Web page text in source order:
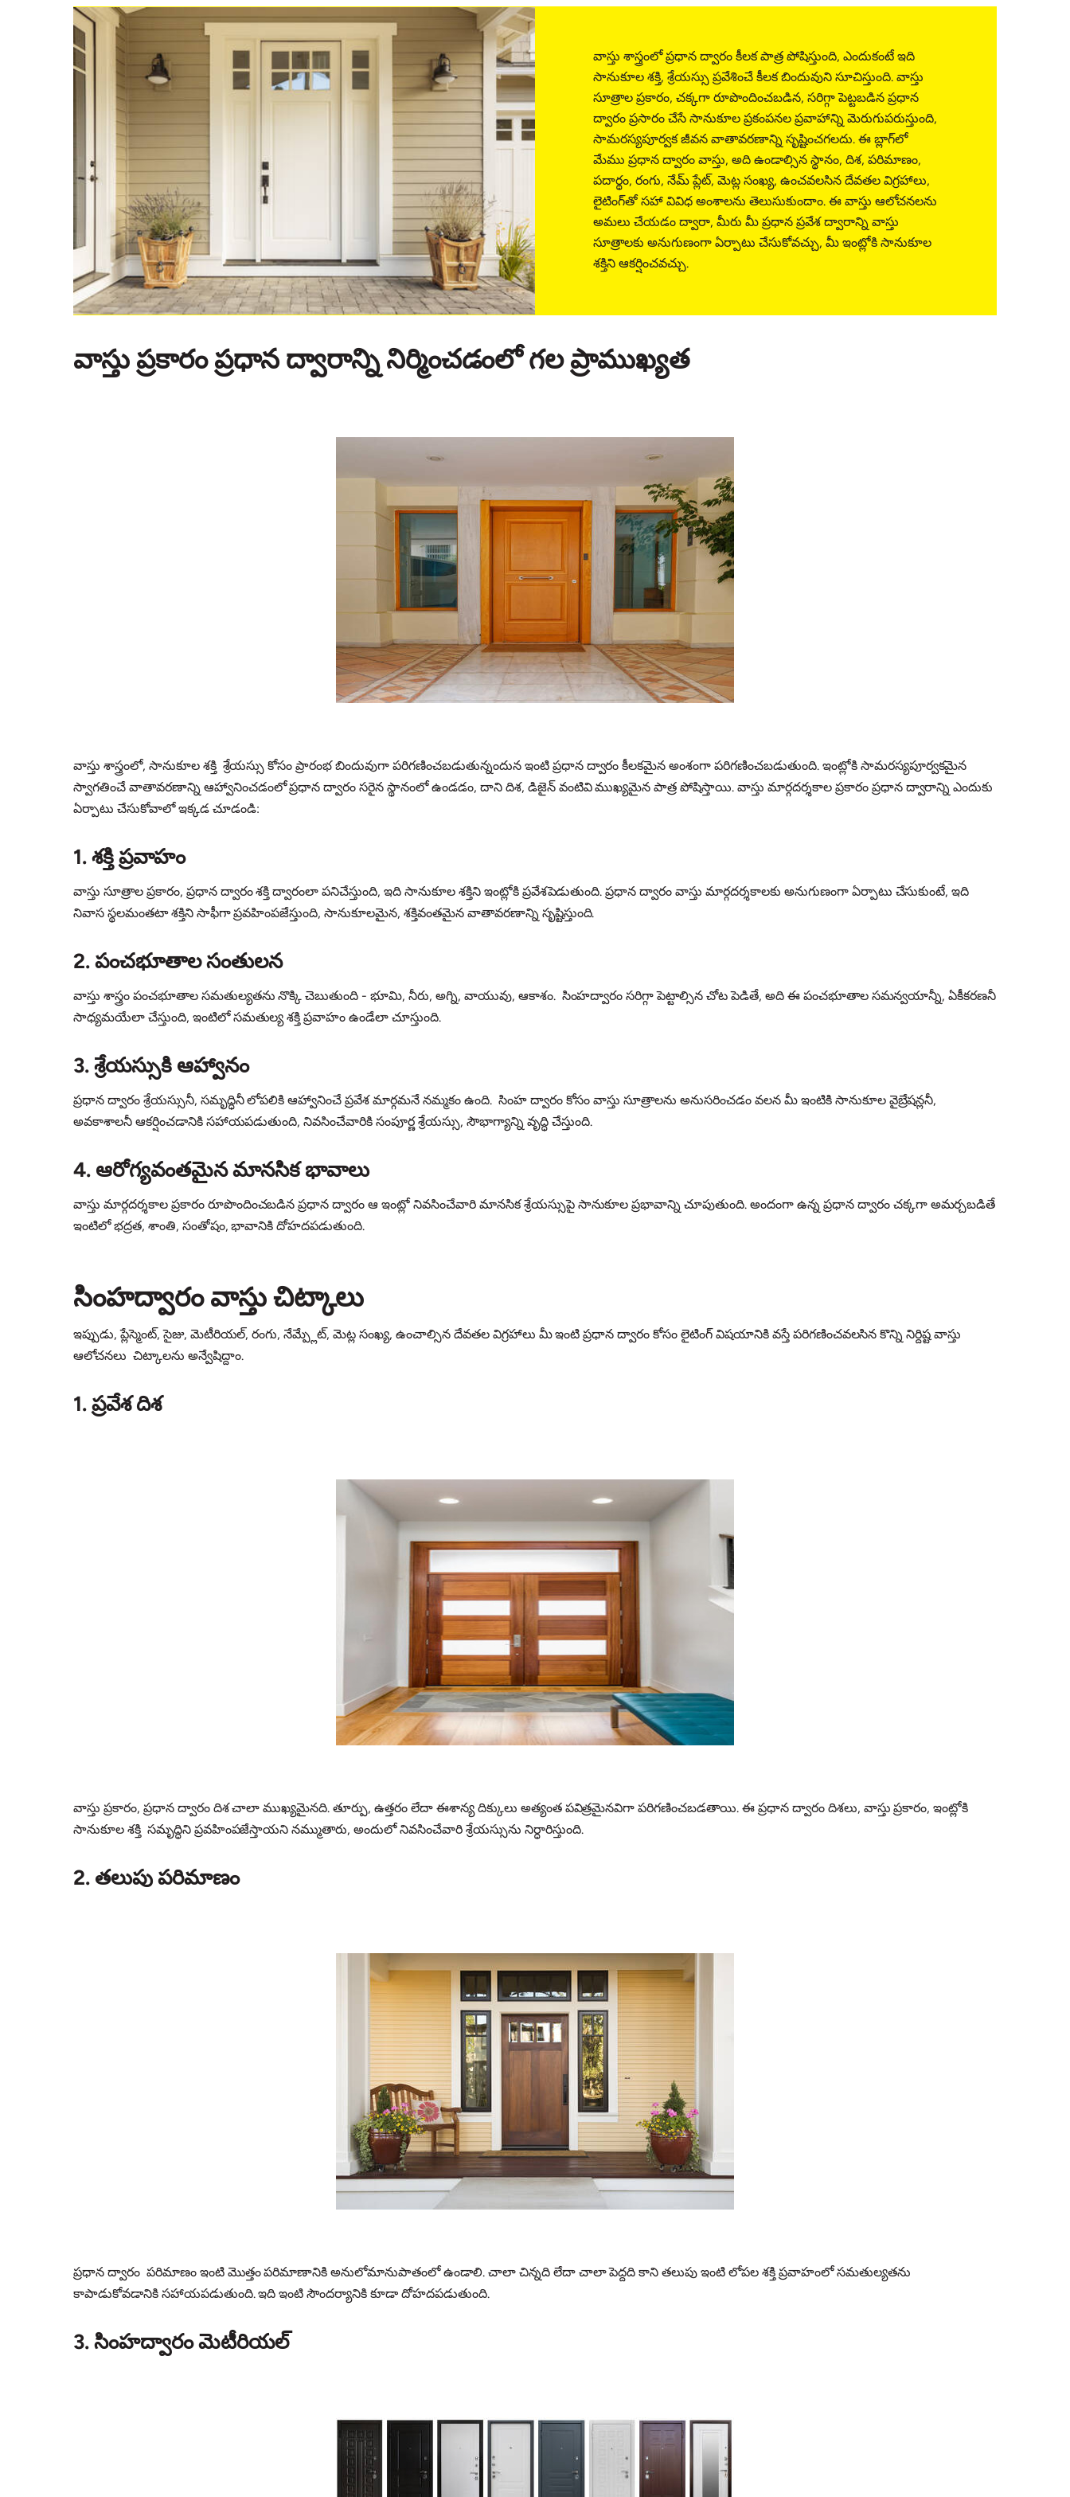
వాస్తు శాస్త్రంలో ప్రధాన ద్వారం కీలక పాత్ర పోషిస్తుంది, ఎందుకంటే ఇది
సానుకూల శక్తి, శ్రేయస్సు ప్రవేశించే కీలక బిందువుని సూచిస్తుంది. వాస్తు
సూత్రాల ప్రకారం, చక్కగా రూపొందించబడిన, సరిగ్గా పెట్టబడిన ప్రధాన
ద్వారం ప్రసారం చేసే సానుకూల ప్రకంపనల ప్రవాహాన్ని మెరుగుపరుస్తుంది,
సామరస్యపూర్వక జీవన వాతావరణాన్ని సృష్టించగలదు. ఈ బ్లాగ్‌లో
మేము ప్రధాన ద్వారం వాస్తు, అది ఉండాల్సిన స్థానం, దిశ, పరిమాణం,
పదార్థం, రంగు, నేమ్ ప్లేట్, మెట్ల సంఖ్య, ఉంచవలసిన దేవతల విగ్రహాలు,
లైటింగ్‌తో సహా వివిధ అంశాలను తెలుసుకుందాం. ఈ వాస్తు ఆలోచనలను
అమలు చేయడం ద్వారా, మీరు మీ ప్రధాన ప్రవేశ ద్వారాన్ని వాస్తు
సూత్రాలకు అనుగుణంగా ఏర్పాటు చేసుకోవచ్చు, మీ ఇంట్లోకి సానుకూల
శక్తిని ఆకర్షించవచ్చు.
వాస్తు ప్రకారం ప్రధాన ద్వారాన్ని నిర్మించడంలో గల ప్రాముఖ్యత
వాస్తు శాస్త్రంలో, సానుకూల శక్తి శ్రేయస్సు కోసం ప్రారంభ బిందువుగా పరిగణించబడుతున్నందున ఇంటి ప్రధాన ద్వారం కీలకమైన అంశంగా పరిగణించబడుతుంది. ఇంట్లోకి సామరస్యపూర్వకమైన
స్వాగతించే వాతావరణాన్ని ఆహ్వానించడంలో ప్రధాన ద్వారం సరైన స్థానంలో ఉండడం, దాని దిశ, డిజైన్ వంటివి ముఖ్యమైన పాత్ర పోషిస్తాయి. వాస్తు మార్గదర్శకాల ప్రకారం ప్రధాన ద్వారాన్ని ఎందుకు
ఏర్పాటు చేసుకోవాలో ఇక్కడ చూడండి:
1. శక్తి ప్రవాహం
వాస్తు సూత్రాల ప్రకారం, ప్రధాన ద్వారం శక్తి ద్వారంలా పనిచేస్తుంది, ఇది సానుకూల శక్తిని ఇంట్లోకి ప్రవేశపెడుతుంది. ప్రధాన ద్వారం వాస్తు మార్గదర్శకాలకు అనుగుణంగా ఏర్పాటు చేసుకుంటే, ఇది
నివాస స్థలమంతటా శక్తిని సాఫీగా ప్రవహింపజేస్తుంది, సానుకూలమైన, శక్తివంతమైన వాతావరణాన్ని సృష్టిస్తుంది.
2. పంచభూతాల సంతులన
వాస్తు శాస్త్రం పంచభూతాల సమతుల్యతను నొక్కి చెబుతుంది - భూమి, నీరు, అగ్ని, వాయువు, ఆకాశం. సింహద్వారం సరిగ్గా పెట్టాల్సిన చోట పెడితే, అది ఈ పంచభూతాల సమన్వయాన్నీ, ఏకీకరణనీ
సాధ్యమయేలా చేస్తుంది, ఇంటిలో సమతుల్య శక్తి ప్రవాహం ఉండేలా చూస్తుంది.
3. శ్రేయస్సుకి ఆహ్వానం
ప్రధాన ద్వారం శ్రేయస్సునీ, సమృద్ధినీ లోపలికి ఆహ్వానించే ప్రవేశ మార్గమనే నమ్మకం ఉంది. సింహ ద్వారం కోసం వాస్తు సూత్రాలను అనుసరించడం వలన మీ ఇంటికి సానుకూల వైబ్రేషన్లనీ,
అవకాశాలనీ ఆకర్షించడానికి సహాయపడుతుంది, నివసించేవారికి సంపూర్ణ శ్రేయస్సు, సౌభాగ్యాన్ని వృద్ధి చేస్తుంది.
4. ఆరోగ్యవంతమైన మానసిక భావాలు
వాస్తు మార్గదర్శకాల ప్రకారం రూపొందించబడిన ప్రధాన ద్వారం ఆ ఇంట్లో నివసించేవారి మానసిక శ్రేయస్సుపై సానుకూల ప్రభావాన్ని చూపుతుంది. అందంగా ఉన్న ప్రధాన ద్వారం చక్కగా అమర్చబడితే
ఇంటిలో భద్రత, శాంతి, సంతోషం, భావానికి దోహదపడుతుంది.
సింహద్వారం వాస్తు చిట్కాలు
ఇప్పుడు, ప్లేస్మెంట్, సైజు, మెటీరియల్, రంగు, నేమ్ప్లేట్, మెట్ల సంఖ్య, ఉంచాల్సిన దేవతల విగ్రహాలు మీ ఇంటి ప్రధాన ద్వారం కోసం లైటింగ్ విషయానికి వస్తే పరిగణించవలసిన కొన్ని నిర్దిష్ట వాస్తు
ఆలోచనలు చిట్కాలను అన్వేషిద్దాం.
1. ప్రవేశ దిశ
వాస్తు ప్రకారం, ప్రధాన ద్వారం దిశ చాలా ముఖ్యమైనది. తూర్పు, ఉత్తరం లేదా ఈశాన్య దిక్కులు అత్యంత పవిత్రమైనవిగా పరిగణించబడతాయి. ఈ ప్రధాన ద్వారం దిశలు, వాస్తు ప్రకారం, ఇంట్లోకి
సానుకూల శక్తి సమృద్ధిని ప్రవహింపజేస్తాయని నమ్ముతారు, అందులో నివసించేవారి శ్రేయస్సును నిర్ధారిస్తుంది.
2. తలుపు పరిమాణం
ప్రధాన ద్వారం పరిమాణం ఇంటి మొత్తం పరిమాణానికి అనులోమానుపాతంలో ఉండాలి. చాలా చిన్నది లేదా చాలా పెద్దది కాని తలుపు ఇంటి లోపల శక్తి ప్రవాహంలో సమతుల్యతను
కాపాడుకోవడానికి సహాయపడుతుంది. ఇది ఇంటి సౌందర్యానికి కూడా దోహదపడుతుంది.
3. సింహద్వారం మెటీరియల్